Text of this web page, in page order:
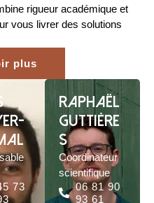
rigueur académique et
vous livrer des solutions
plus
73
Raphaël
Guttière
s
Coordinateur
scientifique
06 81 90
93 61